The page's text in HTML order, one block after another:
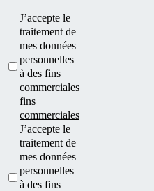
J’accepte le
traitement de
mes données
personnelles
à des fins
commerciales
fins
commerciales
J’accepte le
traitement de
mes données
personnelles
à des fins